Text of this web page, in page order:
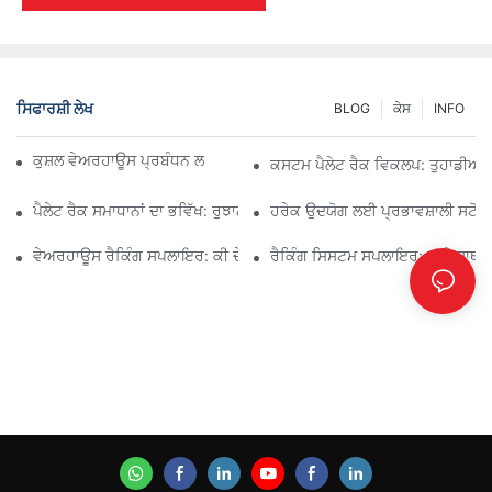
ਸਿਫਾਰਸ਼ੀ ਲੇਖ INFO
ਕੇਸ
BLOG
ਕੁਸ਼ਲ ਵੇਅਰਹਾਊਸ ਪ੍ਰਬੰਧਨ ਲਈ ਪ੍ਰਮੁੱਖ ਉਦਯੋਗਿਕ ਰੈਕਿੰਗ ਹੱਲ
ਕਸਟਮ ਪੈਲੇਟ ਰੈਕ ਵਿਕਲਪ: ਤੁਹਾਡੀਆਂ
ਪੈਲੇਟ ਰੈਕ ਸਮਾਧਾਨਾਂ ਦਾ ਭਵਿੱਖ: ਰੁਝਾਨ ਅਤੇ ਨਵੀਨਤਾਵਾਂਹਰੇਕ ਉਦਯੋਗ ਲਈ ਪ੍ਰਭਾਵਸ਼ਾਲੀ
ਵੇਅਰਹਾਊਸ ਰੈਕਿੰਗ ਸਪਲਾਇਰ: ਕੀ ਦੇਖਣਾ ਹੈਰੈਕਿੰਗ ਸਿਸਟਮ ਸਪਲਾਇਰ: ਸਹੀ